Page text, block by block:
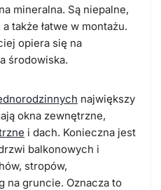
mineralna. Są niepalne,
także łatwe w montażu.
opiera się na
środowiska.
największy
okna zewnętrzne,
i dach. Konieczna jest
balkonowych i
stropów,
na gruncie. Oznacza to